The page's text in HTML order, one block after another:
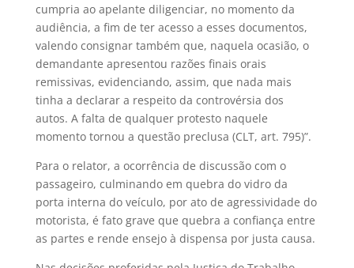
cumpria ao apelante diligenciar, no momento da
audiência, a fim de ter acesso a esses documentos,
valendo consignar também que, naquela ocasião, o
demandante apresentou razões finais orais
remissivas, evidenciando, assim, que nada mais
tinha a declarar a respeito da controvérsia dos
autos. A falta de qualquer protesto naquele
momento tornou a questão preclusa (CLT, art. 795)”.
Para o relator, a ocorrência de discussão com o
passageiro, culminando em quebra do vidro da
porta interna do veículo, por ato de agressividade do
motorista, é fato grave que quebra a confiança entre
as partes e rende ensejo à dispensa por justa causa.